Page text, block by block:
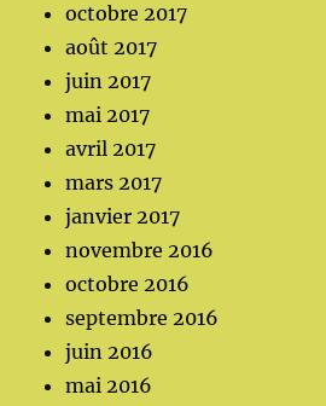
octobre 2017
août 2017
juin 2017
mai 2017
avril 2017
mars 2017
janvier 2017
novembre 2016
octobre 2016
septembre 2016
juin 2016
mai 2016